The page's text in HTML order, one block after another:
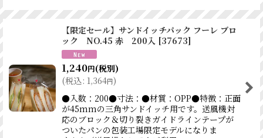
【限定セール】サンドイッチパック フーレ ブロ
ック NO.45 赤 200入 [37673]
1,240円(税別)
(税込: 1,364円)
●入数：200●寸法：●材質：OPP●特徴：正面
が45mmの三角サンドイッチ用です。送風機対
応のブロック＆切り裂きガイドラインテープが
ついたパンの包装工場限定モデルになりま